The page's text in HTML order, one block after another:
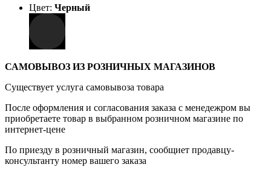
Цвет: Черный
САМОВЫВОЗ ИЗ РОЗНИЧНЫХ МАГАЗИНОВ
Существует услуга самовывоза товара
После оформления и согласования заказа с менедежром вы
приобретаете товар в выбранном розничном магазине по
интернет-цене
По приезду в розничный магазин, сообщиет продавцу-
консультанту номер вашего заказа